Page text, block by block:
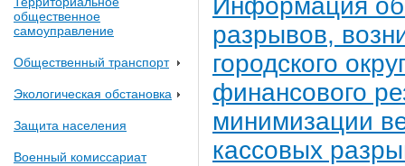
общественное
самоуправление
Общественный транспорт
Экологическая обстановка
Защита населения
Военный комиссариат
Информация
разрывов,
городского
финансового
минимизации
кассовых